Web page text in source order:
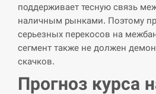
поддерживает тесную связь
наличным рынками. Поэтому
серьезных перекосов на
сегмент также не должен
скачков.
Прогноз курса